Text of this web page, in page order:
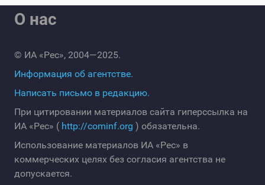
О нас
© ИА «Рес», 2004—2025.
Информация об агентстве.
Написать письмо в редакцию.
При цитировании материалов сайта гиперссылка на
ИА «Рес» ( http://cominf.org ) обязательна.
Использование материалов ИА «Рес» в
коммерческих целях без согласия агентства не
допускается.